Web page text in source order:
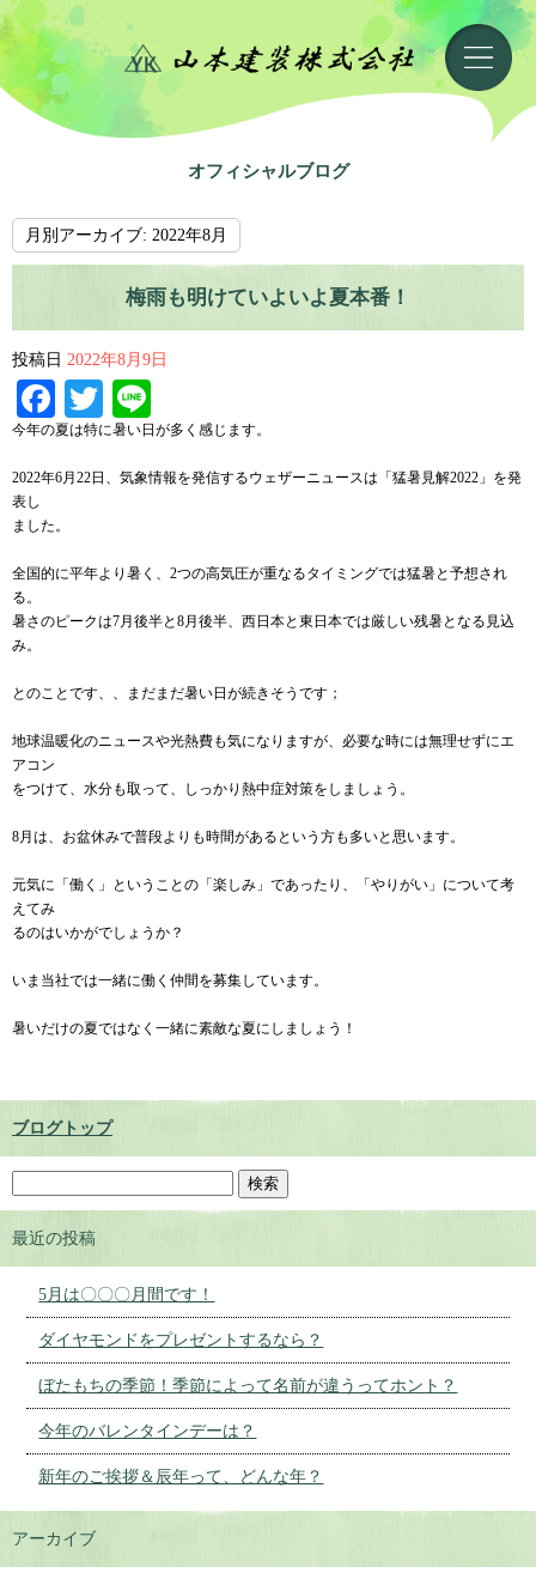
オフィシャルブログ
月別アーカイブ: 2022年8月
梅雨も明けていよいよ夏本番！
投稿日 2022年8月9日
Facebook
Twitter
今年の夏は特に暑い日が多く感じます。
2022年6月22日、気象情報を発信するウェザーニュースは「猛暑見解2022」を発
表し
ました。
全国的に平年より暑く、2つの高気圧が重なるタイミングでは猛暑と予想され
る。
暑さのピークは7月後半と8月後半、西日本と東日本では厳しい残暑となる見込
み。
とのことです、、まだまだ暑い日が続きそうです；
地球温暖化のニュースや光熱費も気になりますが、必要な時には無理せずにエ
アコン
をつけて、水分も取って、しっかり熱中症対策をしましょう。
8月は、お盆休みで普段よりも時間があるという方も多いと思います。
元気に「働く」ということの「楽しみ」であったり、「やりがい」について考
えてみ
るのはいかがでしょうか？
いま当社では一緒に働く仲間を募集しています。
暑いだけの夏ではなく一緒に素敵な夏にしましょう！
ブログトップ
最近の投稿
5月は〇〇〇月間です！
ダイヤモンドをプレゼントするなら？
ぼたもちの季節！季節によって名前が違うってホント？
今年のバレンタインデーは？
新年のご挨拶＆辰年って、どんな年？
アーカイブ